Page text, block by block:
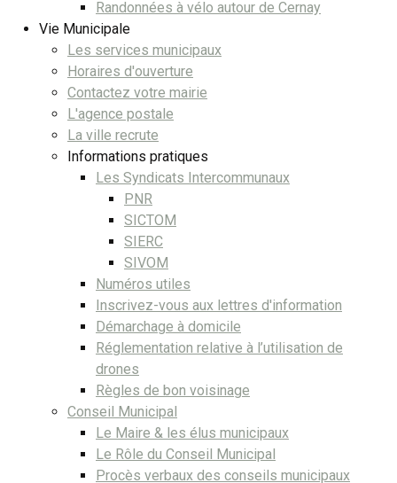
Randonnées à vélo autour de Cernay
Vie Municipale
Les services municipaux
Horaires d'ouverture
Contactez votre mairie
L'agence postale
La ville recrute
Informations pratiques
Les Syndicats Intercommunaux
PNR
SICTOM
SIERC
SIVOM
Numéros utiles
Inscrivez-vous aux lettres d'information
Démarchage à domicile
Réglementation relative à l’utilisation de
drones
Règles de bon voisinage
Conseil Municipal
Le Maire & les élus municipaux
Le Rôle du Conseil Municipal
Procès verbaux des conseils municipaux